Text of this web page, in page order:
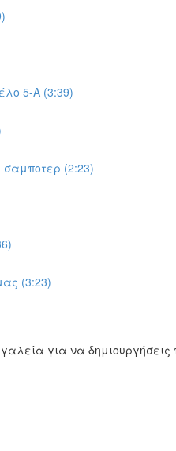
5-Α (3:39)
σαμποτερ (2:23)
(3:23)
για να